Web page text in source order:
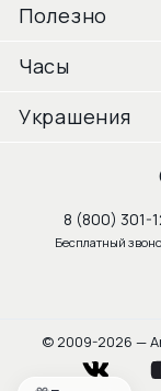
Полезно
Часы
Украшения
8 (800) 301-
Бесплатный
© 2009-2026 —
vkontakte